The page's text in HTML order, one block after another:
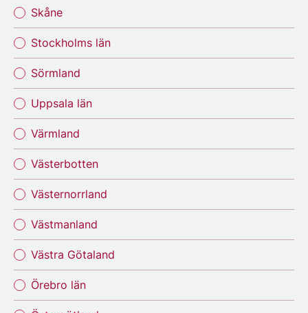
Skåne
Stockholms län
Sörmland
Uppsala län
Värmland
Västerbotten
Västernorrland
Västmanland
Västra Götaland
Örebro län